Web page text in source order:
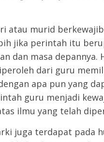
atau murid
jika perintah itu
dan masa
dari guru
apa pun yang
guru menjadi
ilmu yang telah
juga terdapat pada